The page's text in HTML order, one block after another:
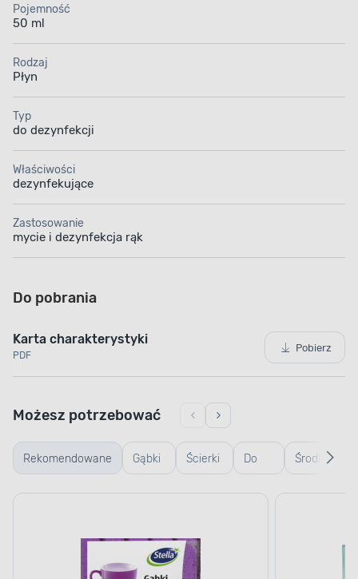
Pojemność
50 ml
Rodzaj
Płyn
Typ
do dezynfekcji
Właściwości
dezynfekujące
Zastosowanie
mycie i dezynfekcja rąk
Do pobrania
Karta charakterystyki
PDF
Pobierz
Rekomendowane Gąbki
i
Ścierki
do
Do
mycia
Środki
higieniczne
Możesz potrzebować